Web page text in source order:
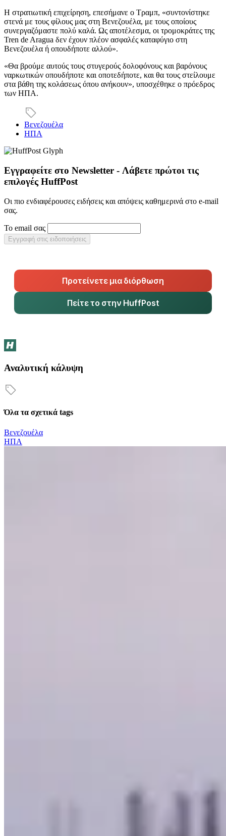
Η στρατιωτική επιχείρηση, επεσήμανε ο Τραμπ, «συντονίστηκε
στενά με τους φίλους μας στη Βενεζουέλα, με τους οποίους
συνεργαζόμαστε πολύ καλά. Ως αποτέλεσμα, οι τρομοκράτες της
Tren de Aragua δεν έχουν πλέον ασφαλές καταφύγιο στη
Βενεζουέλα ή οπουδήποτε αλλού».
«Θα βρούμε αυτούς τους στυγερούς δολοφόνους και βαρόνους
ναρκωτικών οπουδήποτε και οποτεδήποτε, και θα τους στείλουμε
στα βάθη της κολάσεως όπου ανήκουν», υποσχέθηκε ο πρόεδρος
των ΗΠΑ.
Βενεζουέλα
ΗΠΑ
Εγγραφείτε στο Newsletter - Λάβετε πρώτοι τις
επιλογές HuffPost
Οι πιο ενδιαφέρουσες ειδήσεις και απόψεις καθημερινά στο e-mail
σας.
Το email σας
Εγγραφή στις ειδοποιήσεις
Προτείνετε μια διόρθωση
Πείτε το στην HuffPost
Αναλυτική κάλυψη
Όλα τα σχετικά tags
Βενεζουέλα
ΗΠΑ